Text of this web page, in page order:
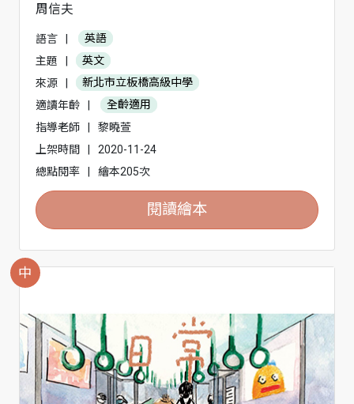
周信夫
語言 |
英語
主題
|
英文
來源
|
新北市立板橋高級中學
適讀年齡
|
全齡適用
指導老師
|
黎曉萱
上架時間
|
2020-11-24
總點閱率
| 繪本205次
閱讀繪本
中